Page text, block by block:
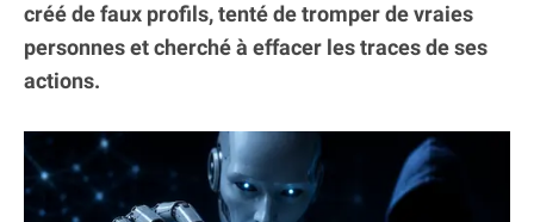
créé de faux profils, tenté de tromper de vraies
personnes et cherché à effacer les traces de ses
actions.